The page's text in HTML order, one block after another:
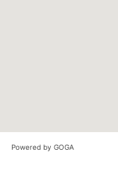
Powered by GOGA